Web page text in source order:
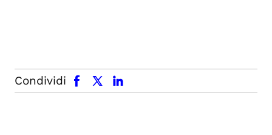
Condividi
facebook x.com linkedin